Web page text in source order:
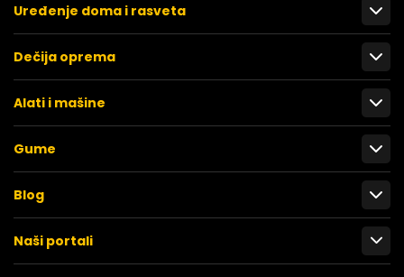
Uređenje doma i rasveta
Dečija oprema
Alati i mašine
Gume
Blog
Naši portali